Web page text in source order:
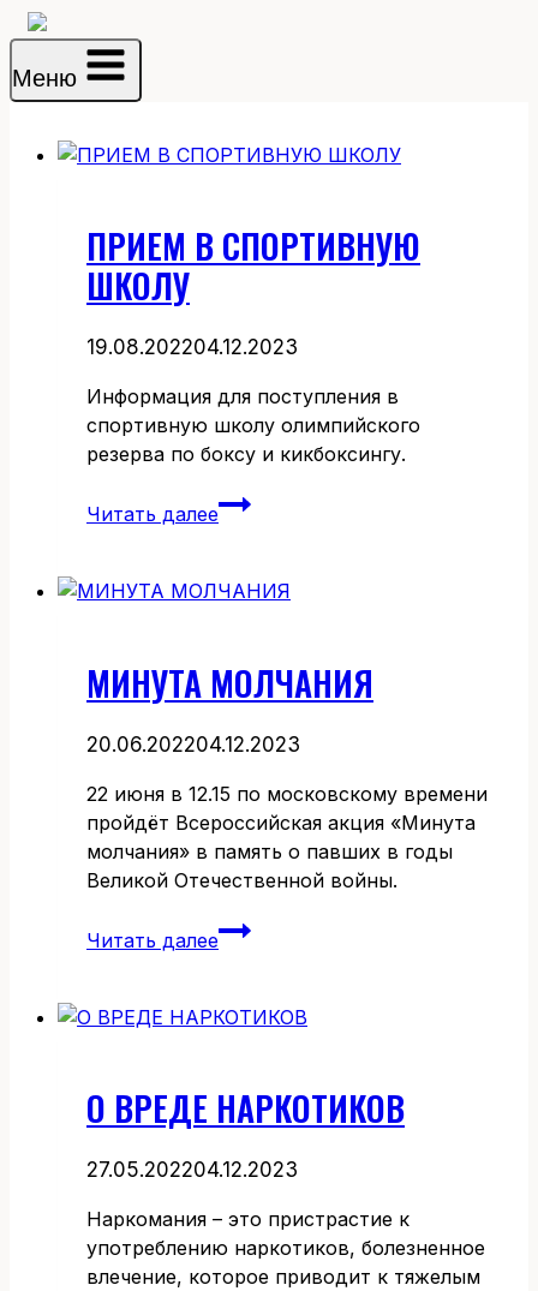
Перейти
содержимому
Меню
ПРИЕМ В СПОРТИВНУЮ
ШКОЛУ
19.08.202204.12.2023
Информация для поступления в
спортивную школу олимпийского
резерва по боксу и кикбоксингу.
Читать далее
ПРИЕМ
В
ШКОЛУ
МИНУТА МОЛЧАНИЯ
20.06.202204.12.2023
22 июня в 12.15 по московскому времени
пройдёт Всероссийская акция «Минута
молчания» в память о павших в годы
Великой Отечественной войны.
Читать далее
МИНУТА
МОЛЧАНИЯ
О ВРЕДЕ НАРКОТИКОВ
27.05.202204.12.2023
Наркомания – это пристрастие к
употреблению наркотиков, болезненное
влечение, которое приводит к тяжелым